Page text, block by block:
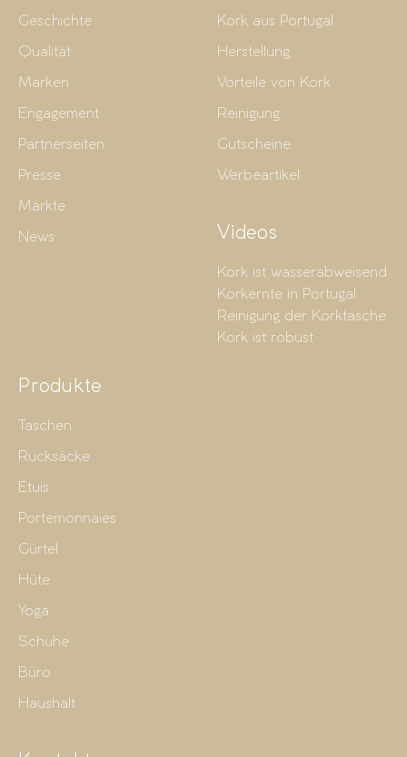
Geschichte
Qualität
Marken
Engagement
Partnerseiten
Presse
Märkte
News
Kork aus Portugal
Herstellung
Vorteile von Kork
Reinigung
Gutscheine
Werbeartikel
Videos
Kork ist wasserabweisend
Korkernte in Portugal
Reinigung der Korktasche
Kork ist robust
Produkte
Taschen
Rucksäcke
Etuis
Portemonnaies
Gürtel
Hüte
Yoga
Schuhe
Büro
Haushalt